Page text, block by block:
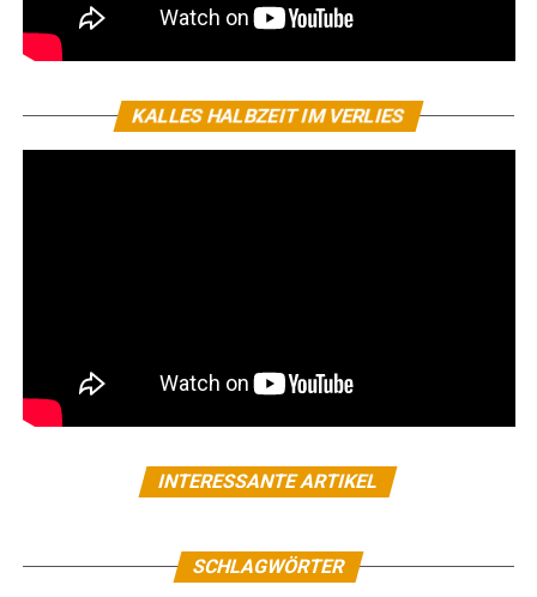
KALLES HALBZEIT IM VERLIES
INTERESSANTE ARTIKEL
SCHLAGWÖRTER